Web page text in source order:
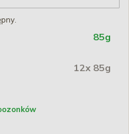
85g
12x 85g